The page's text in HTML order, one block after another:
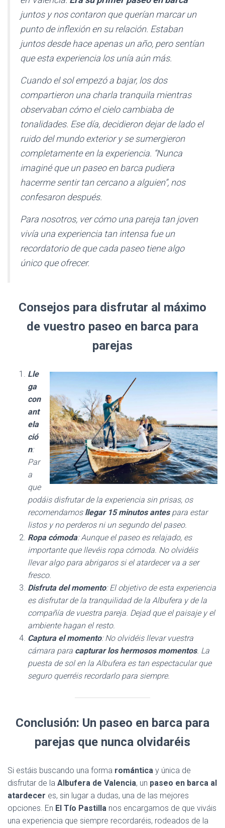
juntos y nos contaron que querían marcar un
punto de inflexión en su relación. Estaban
juntos desde hace apenas un año, pero sentían
que esta experiencia los unía aún más.
Cuando el sol empezó a bajar, los dos
compartieron una charla tranquila mientras
observaban cómo el cielo cambiaba de
tonalidades. Ese día, decidieron dejar de lado el
ruido del mundo exterior y se sumergieron
completamente en la experiencia. “Nunca
imaginé que un paseo en barca pudiera
hacerme sentir tan cercano a alguien”, nos
confesaron después.
Para nosotros, ver cómo una pareja tan joven
vivía una experiencia tan intensa fue un
recordatorio de que cada paseo tiene algo
único que ofrecer.
Consejos para disfrutar al máximo
de vuestro paseo en barca para
parejas
Lle
ga
con
ant
ela
ció
n:
Par
a
que
podáis disfrutar de la experiencia sin prisas, os
recomendamos llegar 15 minutos antespara estar
listos y no perderos ni un segundo del paseo.
Ropa cómoda: Aunque el paseo es relajado, es
importante que llevéis ropa cómoda. No olvidéis
llevar algo para abrigaros si el atardecer va a ser
fresco.
Disfruta del momento: El objetivo de esta experiencia
es disfrutar de la tranquilidad de la Albufera y de la
compañía de vuestra pareja. Dejad que el paisaje y el
ambiente hagan el resto.
Captura el momento: No olvidéis llevar vuestra
cámara para capturar los hermosos momentos. La
puesta de sol en la Albufera es tan espectacular que
seguro querréis recordarlo para siempre.
Conclusión: Un paseo en barca para
parejas que nunca olvidaréis
Si estáis buscando una forma romántica y única de
disfrutar de la Albufera de Valencia, un paseo en barca al
atardecer es, sin lugar a dudas, una de las mejores
opciones. En El Tío Pastilla nos encargamos de que viváis
una experiencia que siempre recordaréis, rodeados de la